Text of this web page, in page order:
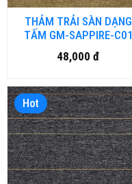
THẢM TRẢI SÀN DẠNG
TẤM GM-SAPPIRE-C01
48,000 đ
Hot